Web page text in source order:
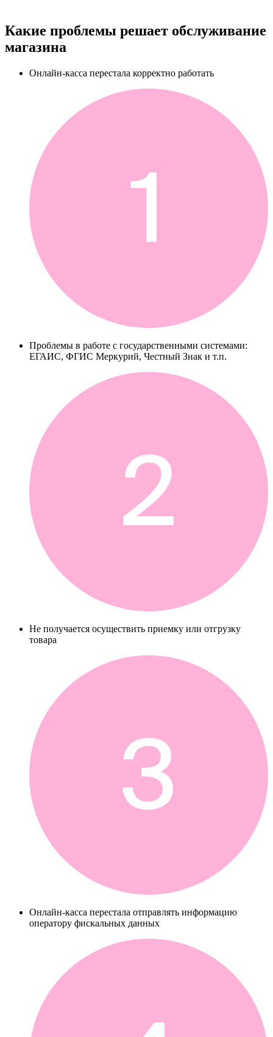
Какие проблемы решает обслуживание
магазина
Онлайн-касса перестала корректно работать
Проблемы в работе с государственными системами:
ЕГАИС, ФГИС Меркурий, Честный Знак и т.п.
Не получается осуществить приемку или отгрузку
товара
Онлайн-касса перестала отправлять информацию
оператору фискальных данных